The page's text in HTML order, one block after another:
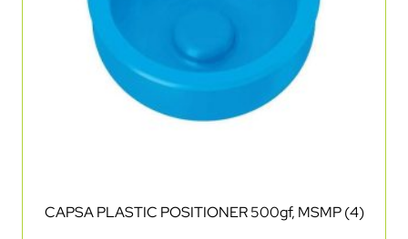
CAPSA PLASTIC POSITIONER 500gf, MSMP (4)